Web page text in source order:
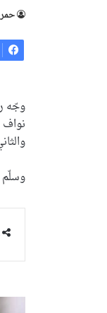
وجّه
وسلّم